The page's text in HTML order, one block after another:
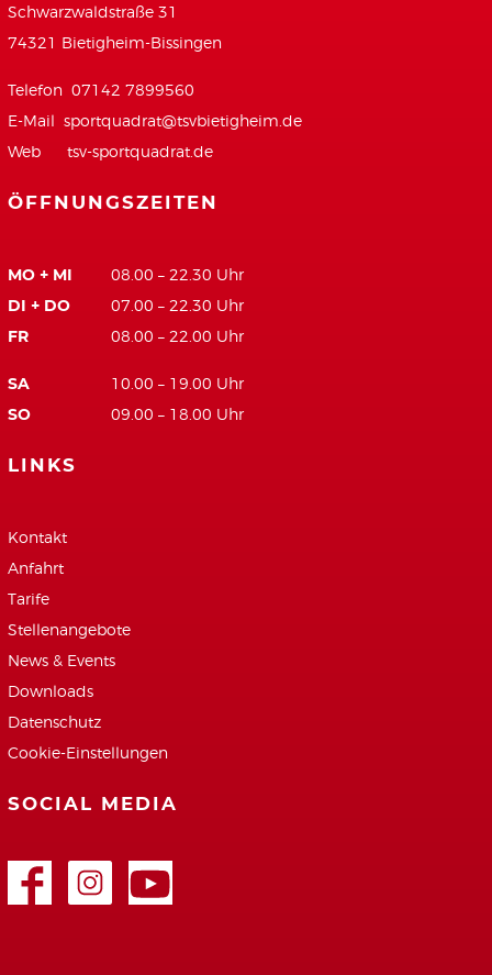
Schwarzwaldstraße 31
74321 Bietigheim-Bissingen
Telefon 07142 7899560
E-Mail sportquadrat@tsvbietigheim.de
Web tsv-sportquadrat.de
ÖFFNUNGSZEITEN
MO + MI 08.00 – 22.30 Uhr
DI + DO 07.00 – 22.30 Uhr
FR 08.00 – 22.00 Uhr
SA 10.00 – 19.00 Uhr
SO 09.00 – 18.00 Uhr
LINKS
Kontakt
Anfahrt
Tarife
Stellenangebote
News & Events
Downloads
Datenschutz
Cookie-Einstellungen
SOCIAL MEDIA
Google+ Youtube